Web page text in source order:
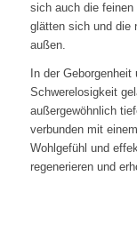
sich auch die
glätten sich und die
außen.
In der
Schwerelosigkeit
außergewöhnlich
verbunden mit
Wohlgefühl und
regenerieren und